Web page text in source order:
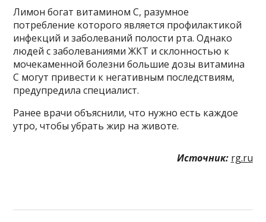
Лимон богат витамином С, разумное
потребление которого является профилактикой
инфекций и заболеваний полости рта. Однако
людей с заболеваниями ЖКТ и склонностью к
мочекаменной болезни большие дозы витамина
С могут привести к негативным последствиям,
предупредила специалист.
Ранее врачи объяснили, что нужно есть каждое
утро, чтобы убрать жир на животе.
Источник: rg.ru